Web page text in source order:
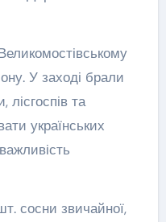
У заході брали
та
українських
сосни звичайної,